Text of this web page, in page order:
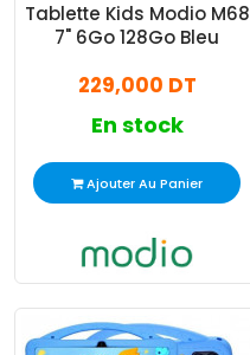
Tablette Kids Modio M68
7" 6Go 128Go Bleu
229,000 DT
En stock
Ajouter Au Panier